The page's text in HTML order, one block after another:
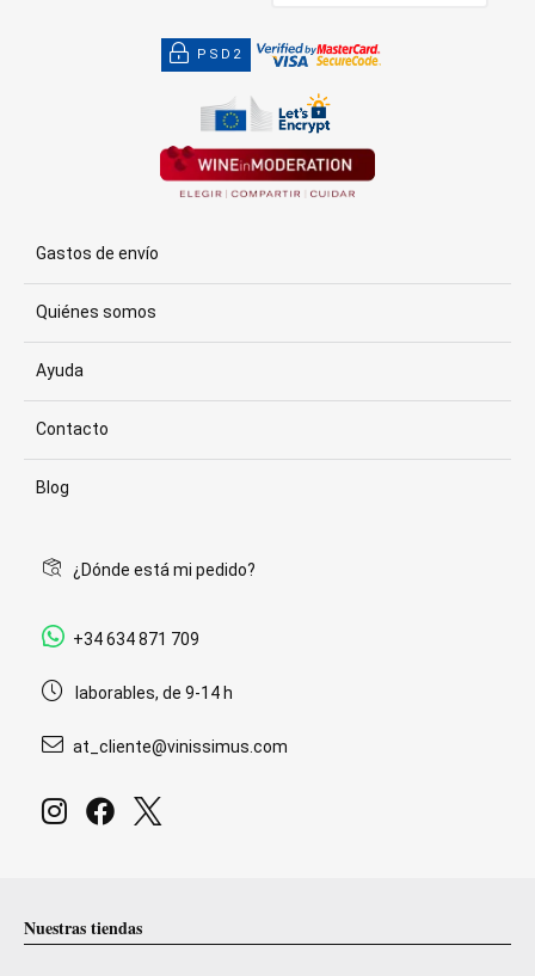
PSD2
Gastos de envío
Quiénes somos
Ayuda
Contacto
Blog
¿Dónde está mi pedido?
+34 634 871 709
laborables, de 9-14 h
at_cliente@vinissimus.com
Nuestras tiendas